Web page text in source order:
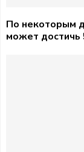
По некоторым
может достичь